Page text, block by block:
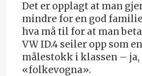
Det er opplagt at man
mindre for en god
hva må til for at man
VW ID.4 seiler opp som
målestokk i klassen – ja,
«folkevogna».